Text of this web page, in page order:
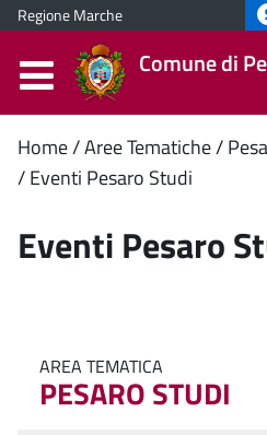
Regione Marche
Comune di
Contenuto
Home Aree Tematiche
Eventi Pesaro Studi
Eventi Pesaro
AREA TEMATICA
PESARO STUDI